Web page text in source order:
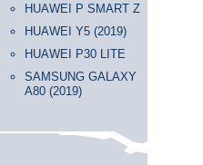
HUAWEI P SMART Z
HUAWEI Y5 (2019)
HUAWEI P30 LITE
SAMSUNG GALAXY
A80 (2019)